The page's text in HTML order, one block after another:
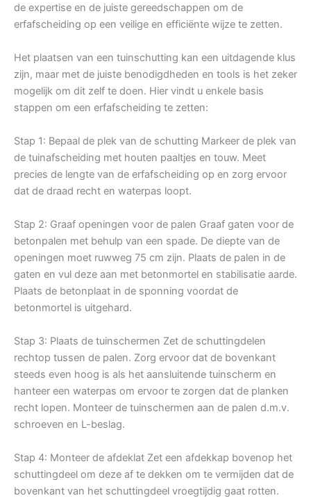
de expertise en de juiste gereedschappen om de
erfafscheiding op een veilige en efficiënte wijze te zetten.
Het plaatsen van een tuinschutting kan een uitdagende klus
zijn, maar met de juiste benodigdheden en tools is het zeker
mogelijk om dit zelf te doen. Hier vindt u enkele basis
stappen om een erfafscheiding te zetten:
Stap 1: Bepaal de plek van de schutting Markeer de plek van
de tuinafscheiding met houten paaltjes en touw. Meet
precies de lengte van de erfafscheiding op en zorg ervoor
dat de draad recht en waterpas loopt.
Stap 2: Graaf openingen voor de palen Graaf gaten voor de
betonpalen met behulp van een spade. De diepte van de
openingen moet ruwweg 75 cm zijn. Plaats de palen in de
gaten en vul deze aan met betonmortel en stabilisatie aarde.
Plaats de betonplaat in de sponning voordat de
betonmortel is uitgehard.
Stap 3: Plaats de tuinschermen Zet de schuttingdelen
rechtop tussen de palen. Zorg ervoor dat de bovenkant
steeds even hoog is als het aansluitende tuinscherm en
hanteer een waterpas om ervoor te zorgen dat de planken
recht lopen. Monteer de tuinschermen aan de palen d.m.v.
schroeven en L-beslag.
Stap 4: Monteer de afdeklat Zet een afdekkap bovenop het
schuttingdeel om deze af te dekken om te vermijden dat de
bovenkant van het schuttingdeel vroegtijdig gaat rotten.